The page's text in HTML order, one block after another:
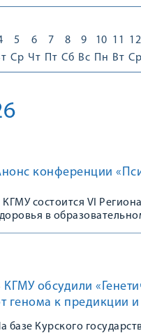
5
Ср
6
Чт
7
Пт
8
Сб
9
Вс
10
Пн
11
Вт
12
Ср
конференции
КГМУ состоится VI
в
КГМУ обсудили
генома к предикции
базе Курского